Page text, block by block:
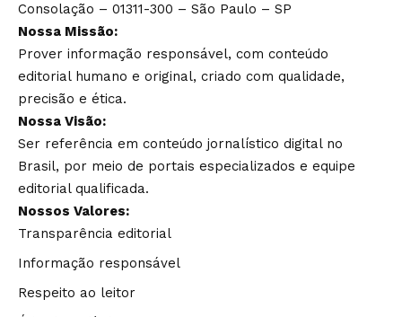
Consolação – 01311-300 – São Paulo – SP
Nossa Missão:
Prover informação responsável, com conteúdo
editorial humano e original, criado com qualidade,
precisão e ética.
Nossa Visão:
Ser referência em conteúdo jornalístico digital no
Brasil, por meio de portais especializados e equipe
editorial qualificada.
Nossos Valores:
Transparência editorial
Informação responsável
Respeito ao leitor